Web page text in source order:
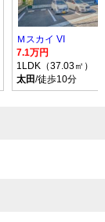
Ｍスカイ VI
7.1万円
1LDK（37.03㎡）
太田/徒歩10分